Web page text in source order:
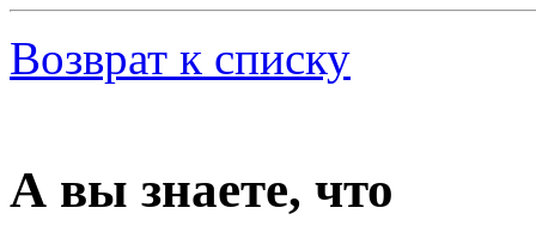
Возврат к списку
А вы знаете, что